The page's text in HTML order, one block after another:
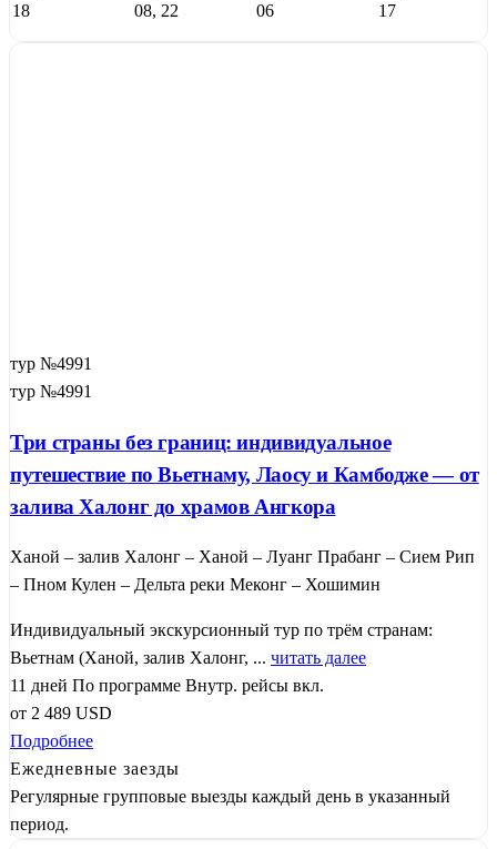
18 08, 22 06 17
тур №4991
тур №4991
Три страны без границ: индивидуальное
путешествие по Вьетнаму, Лаосу и Камбодже — от
залива Халонг до храмов Ангкора
Ханой – залив Халонг – Ханой – Луанг Прабанг – Сием Рип
– Пном Кулен – Дельта реки Меконг – Хошимин
Индивидуальный экскурсионный тур по трём странам:
Вьетнам (Ханой, залив Халонг, ... читать далее
11 дней По программе Внутр. рейсы вкл.
от 2 489 USD
Подробнее
Ежедневные заезды
Регулярные групповые выезды каждый день в указанный
период.